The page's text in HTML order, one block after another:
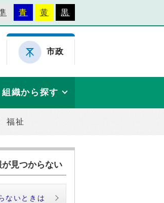
青 黄 黒
市政
組織から探す
福祉
見つからない
ないときは